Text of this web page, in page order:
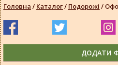
Головна / Каталог/ Подорожі /
ДОДАТИ